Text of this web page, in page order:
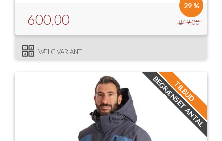
849,00
600,00
29 %
VÆLG VARIANT
TILBUD
BEGRÆNSET ANTAL